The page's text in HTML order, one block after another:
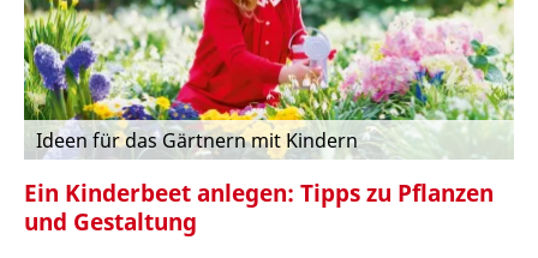
Ideen für das Gärtnern mit Kindern
Ein Kinderbeet anlegen: Tipps zu Pflanzen
und Gestaltung